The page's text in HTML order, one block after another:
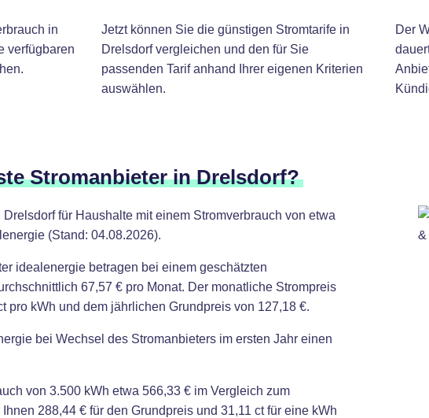
in
verfügbaren
Jetzt können Sie die günstigen Stromtarife in
Drelsdorf vergleichen und den für Sie
passenden Tarif anhand Ihrer eigenen Kriterien
auswählen.
Der
Stromanbieter in Drelsdorf?
für Haushalte mit einem Stromverbrauch von etwa
(Stand: 04.08.2026).
idealenergie betragen bei einem geschätzten
67,57 € pro Monat. Der monatliche Strompreis
pro kWh und dem jährlichen Grundpreis von 127,18 €.
bei Wechsel des Stromanbieters im ersten Jahr einen
von 3.500 kWh etwa 566,33 € im Vergleich zum
288,44 € für den Grundpreis und 31,11 ct für eine kWh